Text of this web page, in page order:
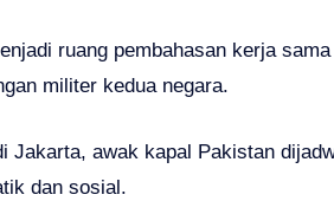
ruang pembahasan kerja
militer kedua negara.
Jakarta, awak kapal Pakistan
dan sosial.